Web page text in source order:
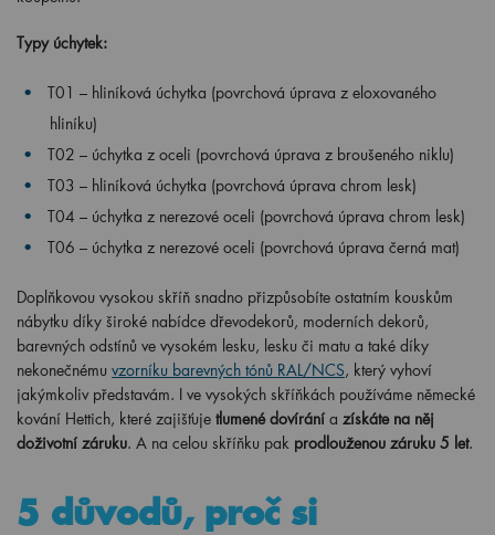
Typy úchytek:
T01 – hliníková úchytka (povrchová úprava z eloxovaného
hliníku)
T02 – úchytka z oceli (povrchová úprava z broušeného niklu)
T03 – hliníková úchytka (povrchová úprava chrom lesk)
T04 – úchytka z nerezové oceli (povrchová úprava chrom lesk)
T06 – úchytka z nerezové oceli (povrchová úprava černá mat)
Doplňkovou vysokou skříň snadno přizpůsobíte ostatním kouskům
nábytku díky široké nabídce dřevodekorů, moderních dekorů,
barevných odstínů ve vysokém lesku, lesku či matu a také díky
nekonečnému vzorníku barevných tónů RAL/NCS, který vyhoví
jakýmkoliv představám. I ve vysokých skříňkách používáme německé
kování Hettich, které zajišťuje tlumené dovírání a získáte na něj
doživotní záruku. A na celou skříňku pak prodlouženou záruku 5 let.
5 důvodů, proč si